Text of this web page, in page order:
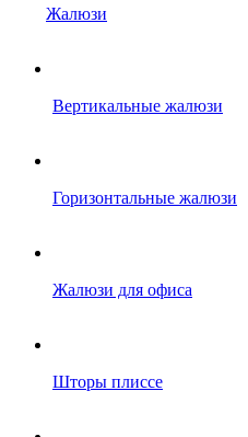
Жалюзи
Вертикальные жалюзи
Горизонтальные жалюзи
Жалюзи для офиса
Шторы плиссе